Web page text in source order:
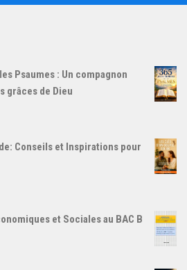
Psaumes : Un compagnon
grâces de Dieu
Conseils et Inspirations pour
et Sociales au BAC B